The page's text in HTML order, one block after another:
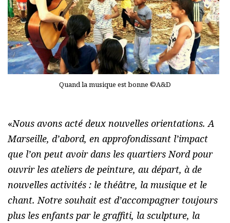
Quand la musique est bonne ©A&D
«Nous avons acté deux nouvelles orientations. A
Marseille, d’abord, en approfondissant l’impact
que l’on peut avoir dans les quartiers Nord pour
ouvrir les ateliers de peinture, au départ, à de
nouvelles activités : le théâtre, la musique et le
chant. Notre souhait est d’accompagner toujours
plus les enfants par le graffiti, la sculpture, la